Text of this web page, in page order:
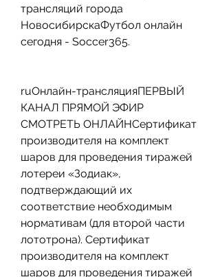
трансляций города
НовосибирскаФутбол онлайн
сегодня - Soccer365.
ruОнлайн-трансляцияПЕРВЫЙ
КАНАЛ ПРЯМОЙ ЭФИР
СМОТРЕТЬ ОНЛАЙНСертификат
производителя на комплект
шаров для проведения тиражей
лотереи «Зодиак»,
подтверждающий их
соответствие необходимым
нормативам (для второй части
лототрона). Сертификат
производителя на комплект
шаров для проведения тиражей